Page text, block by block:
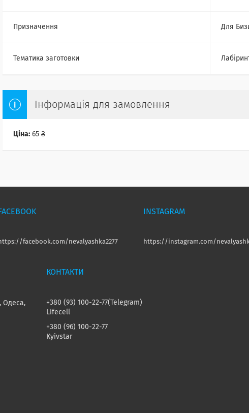
Призначення Для
Тематика заготовки
Інформація для замовлення
Ціна: 65 ₴
FACEBOOK
facebook.com/nevalyashka2277
INSTAGRAM
https://instagram.com/
Одеса,
+380 (93) 100-22-77
Telegram
Lifecell
+380 (96) 100-22-77
Kyivstar